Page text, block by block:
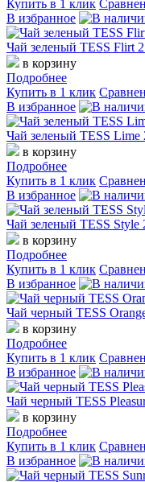
Купить в 1 клик
В избранное
Чай зеленый TESS Flirt
в корзину
Подробнее
Купить в 1 клик
В избранное
Чай зеленый TESS Lime
в корзину
Подробнее
Купить в 1 клик
В избранное
Чай зеленый TESS Style
в корзину
Подробнее
Купить в 1 клик
В избранное
Чай черный TESS
в корзину
Подробнее
Купить в 1 клик
В избранное
Чай черный TESS
в корзину
Подробнее
Купить в 1 клик
В избранное